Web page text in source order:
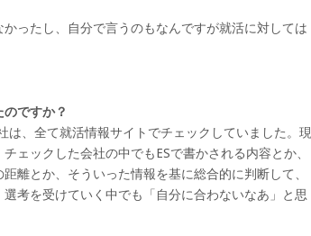
ったし、自分で言うのもなんですが就活に対しては
ですか？
は、全て就活情報サイトでチェックしていました。現
ェックした会社の中でもESで書かされる内容とか、
離とか、そういった情報を基に総合的に判断して、
考を受けていく中でも「自分に合わないなあ」と思